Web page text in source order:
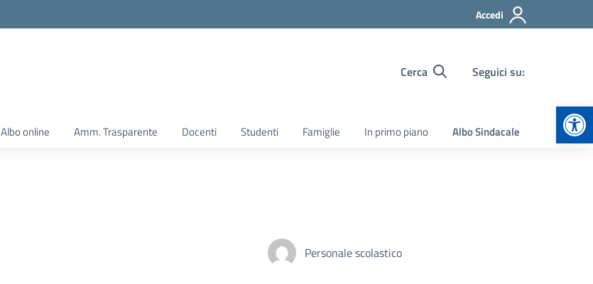
Accedi
Cerca Seguici su:
Albo online Amm. Trasparente Docenti Studenti Famiglie In primo piano Albo Sindacale
Personale scolastico